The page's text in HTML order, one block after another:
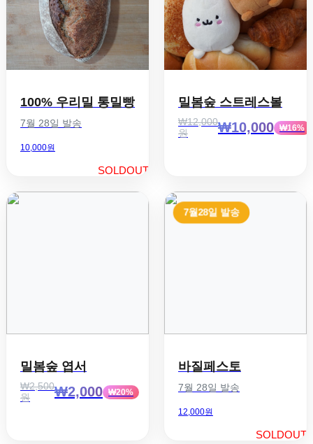
100% 우리밀 통밀빵
7월 28일 발송
10,000원
SOLDOUT
밀봄숲 스트레스볼
₩12,000
원
₩10,000 ₩16%
밀봄숲 엽서
₩2,500
원
₩2,000 ₩20%
7월28일 발송
바질페스토
7월 28일 발송
12,000원
SOLDOUT